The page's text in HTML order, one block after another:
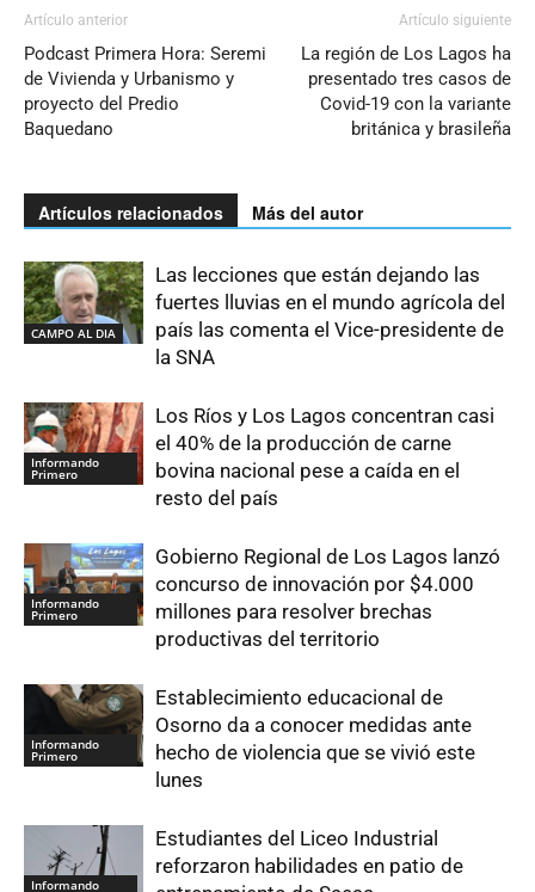
Artículo anterior
Podcast Primera Hora: Seremi
de Vivienda y Urbanismo y
proyecto del Predio
Baquedano
Artículo siguiente
La región de Los Lagos ha
presentado tres casos de
Covid-19 con la variante
británica y brasileña
Artículos relacionados Más del autor
CAMPO AL DIA
Las lecciones que están dejando las
fuertes lluvias en el mundo agrícola del
país las comenta el Vice-presidente de
la SNA
Informando
Primero
Los Ríos y Los Lagos concentran casi
el 40% de la producción de carne
bovina nacional pese a caída en el
resto del país
Informando
Primero
Gobierno Regional de Los Lagos lanzó
concurso de innovación por $4.000
millones para resolver brechas
productivas del territorio
Informando
Primero
Establecimiento educacional de
Osorno da a conocer medidas ante
hecho de violencia que se vivió este
lunes
Informando
Estudiantes del Liceo Industrial
reforzaron habilidades en patio de